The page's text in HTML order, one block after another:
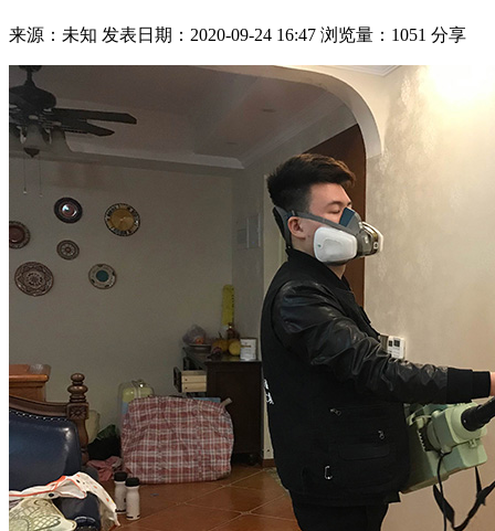
来源：未知 发表日期：2020-09-24 16:47 浏览量： 1051 分享